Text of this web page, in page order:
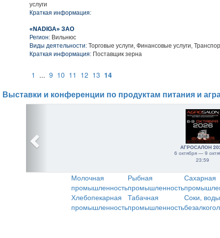
услуги
Краткая информация:
«NADIGA» ЗАО
Регион: Вильнюс
Виды деятельности: Торговые услуги, Финансовые услуги,
Краткая информация: Поставщик зерна
1 ... 9 10 11 12 13 14
Выставки и конференции по продуктам питания и
АГРОСАЛОН
6 октября — 9
23:59
Молочная
промышленность
Рыбная
промышленность
Сахарная
Хлебопекарная
промышленность
Табачная
промышленность
Соки,